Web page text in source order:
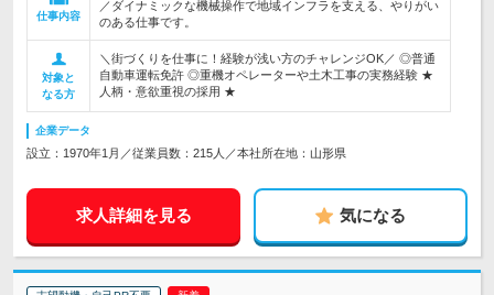
仕事内容
／ダイナミックな機械操作で地域インフラを支える、やりがい
のある仕事です。
対象と
なる方
＼街づくりを仕事に！経験が浅い方のチャレンジOK／ ◎普通
自動車運転免許 ◎重機オペレーターや土木工事の実務経験 ★
人柄・意欲重視の採用 ★
企業データ
設立：1970年1月／従業員数：215人／本社所在地：山形県
求人詳細を見る 気になる